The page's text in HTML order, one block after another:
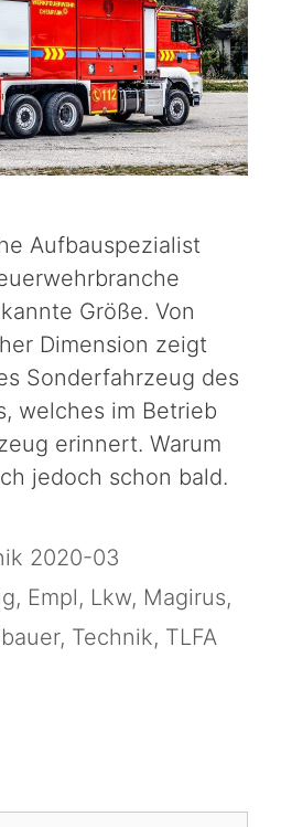
Aufbauspezialist
Größe. Von
Dimension zeigt
Sonderfahrzeug des
welches im Betrieb
erinnert. Warum
jedoch schon bald.
2020-03
, Empl, Lkw, Magirus,
, Technik, TLFA